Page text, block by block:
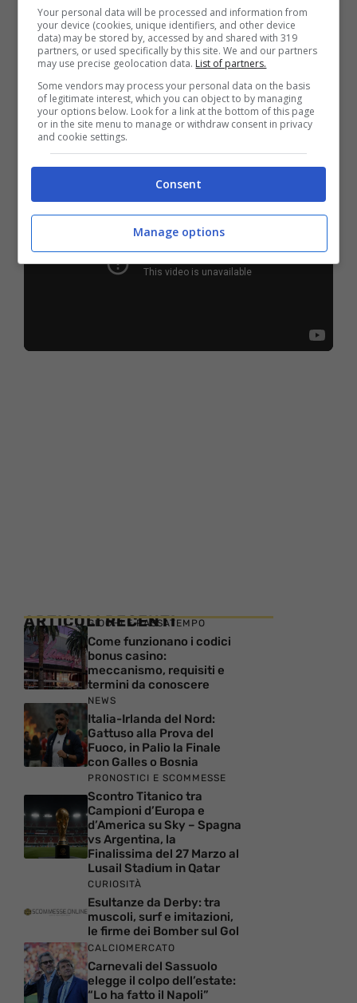
ARTICOLI RECENTI
GIOCHI E PASSATEMPO
Come funzionano i codici
bonus casino:
meccanismo, requisiti e
termini da conoscere
NEWS
Italia-Irlanda del Nord:
Gattuso alla Prova del
Fuoco, in Palio la Finale
con Galles o Bosnia
PRONOSTICI E SCOMMESSE
Scontro Titanico tra
Campioni d’Europa e
d’America su Sky – Spagna
vs Argentina, la
Finalissima del 27 Marzo al
Lusail Stadium in Qatar
CURIOSITÀ
Esultanze da Derby: tra
muscoli, surf e imitazioni,
le firme dei Bomber sul Gol
CALCIOMERCATO
Carnevali del Sassuolo
elegge il colpo dell’estate:
“Lo ha fatto il Napoli”
Your personal data will be processed and information from
your device (cookies, unique identifiers, and other device
data) may be stored by, accessed by and shared with 319
partners, or used specifically by this site. We and our partners
may use precise geolocation data. List of partners.
Some vendors may process your personal data on the basis
of legitimate interest, which you can object to by managing
your options below. Look for a link at the bottom of this page
or in the site menu to manage or withdraw consent in privacy
and cookie settings.
Consent
Manage options